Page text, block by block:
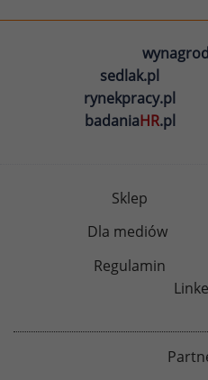
sedlak.pl
rynekpracy.pl
badaniaHR.pl
Sklep
Dla mediów
Regulamin